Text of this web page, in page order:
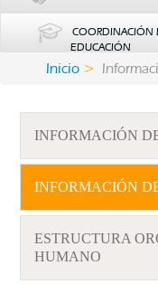
COORDINACIÓN
EDUCACIÓN
Inicio
INFORMACIÓN
INFORMACIÓN
ESTRUCTURA
HUMANO